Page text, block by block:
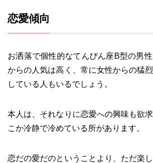
恋愛傾向
お洒落で個性的なてんびん座B型の男
からの人気は高く、常に女性からの猛
している人もいるでしょう。
本人は、それなりに恋愛への興味も欲
こか冷静で冷めている所があります。
恋だの愛だのということより、ただ楽